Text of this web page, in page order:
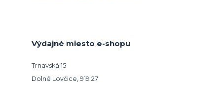
Výdajné miesto e-shopu
Trnavská 15
Dolné Lovčice, 919 27